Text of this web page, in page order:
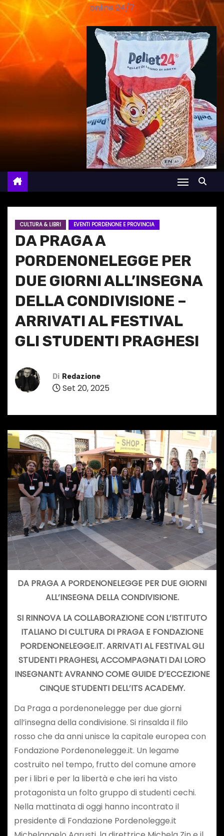
online 24/7
CULTURA & LIBRI EVENTI PORDENONE E PROVINCIA
DA PRAGA A
PORDENONELEGGE PER
DUE GIORNI ALL’INSEGNA
DELLA CONDIVISIONE –
ARRIVATI AL FESTIVAL
GLI STUDENTI PRAGHESI
Di Redazione
Set 20, 2025
DA PRAGA A PORDENONELEGGE PER DUE GIORNI
ALL’INSEGNA DELLA CONDIVISIONE.
SI RINNOVA LA COLLABORAZIONE CON L’ISTITUTO
ITALIANO DI CULTURA DI PRAGAE FONDAZIONE
PORDENONELEGGE.IT.ARRIVATI AL FESTIVALGLI
STUDENTI PRAGHESI, ACCOMPAGNATI DAI LORO
INSEGNANTI: AVRANNO COME GUIDE D’ECCEZIONE
CINQUE STUDENTI DELL’ITS ACADEMY.
Da Praga a pordenonelegge per due giorni
all’insegna della condivisione. Si rinsalda il filo
rosso che da anni unisce la capitale europea con
Fondazione Pordenonelegge.it. Un legame
costruito nel tempo, frutto del comune amore
per i libri e per la libertà e che ieri ha visto
protagonista un folto gruppo di studenti cechi.
Nella mattinata di oggi hanno incontrato il
presidente di Fondazione Pordenolegge.it